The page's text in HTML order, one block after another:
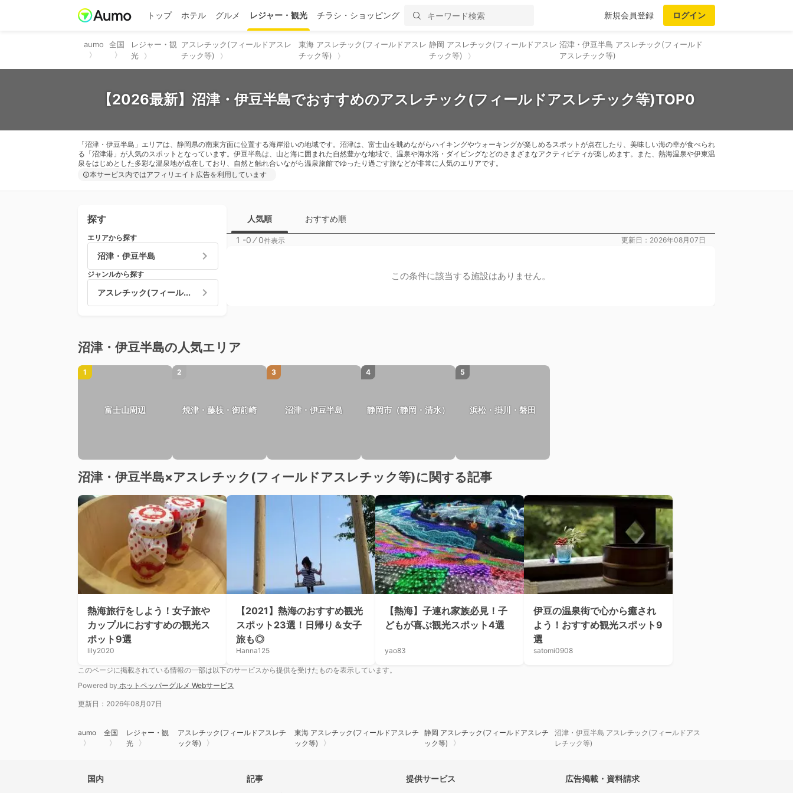
トップ ホテル グルメ レジャー・観光 チラシ・ショッピング 新規会員登録 ログイン
aumo 全国
レジャー・観
光
アスレチック(フィールドアスレ
チック等)
東海 アスレチック(フィールドアスレ
チック等)
静岡 アスレチック(フィールドアスレ
チック等)
沼津・伊豆半島 アスレチック(フィールド
アスレチック等)
【2026最新】沼津・伊豆半島でおすすめのアスレチック(フィールドアスレチック等)TOP0
「沼津・伊豆半島」エリアは、静岡県の南東方面に位置する海岸沿いの地域です。沼津は、富士山を眺めながらハイキングやウォーキングが楽しめるスポットが点在したり、美味しい海の幸が食べられ
る「沼津港」が人気のスポットとなっています。伊豆半島は、山と海に囲まれた自然豊かな地域で、温泉や海水浴・ダイビングなどのさまざまなアクティビティが楽しめます。また、熱海温泉や伊東温
泉をはじめとした多彩な温泉地が点在しており、自然と触れ合いながら温泉旅館でゆったり過ごす旅などが非常に人気のエリアです。
本サービス内ではアフィリエイト広告を利用しています
探す
エリアから探す
沼津・伊豆半島
ジャンルから探す
アスレチック(フィール...
人気順 おすすめ順
1 -0 ⁄0件表示 更新日：2026年08月07日
この条件に該当する施設はありません。
沼津・伊豆半島の人気エリア
1
富士山周辺
2
焼津・藤枝・御前崎
3
沼津・伊豆半島
4
静岡市（静岡・清水）
5
浜松・掛川・磐田
沼津・伊豆半島×アスレチック(フィールドアスレチック等)に関する記事
熱海旅行をしよう！女子旅や
カップルにおすすめの観光ス
ポット9選
lily2020
【2021】熱海のおすすめ観光
スポット23選！日帰り＆女子
旅も◎
Hanna125
【熱海】子連れ家族必見！子
どもが喜ぶ観光スポット4選
yao83
伊豆の温泉街で心から癒され
よう！おすすめ観光スポット9
選
satomi0908
このページに掲載されている情報の一部は以下のサービスから提供を受けたものを表示しています。
Powered by ホットペッパーグルメ Webサービス
更新日：2026年08月07日
aumo 全国
レジャー・観
光
アスレチック(フィールドアスレチ
ック等)
東海 アスレチック(フィールドアスレチ
ック等)
静岡 アスレチック(フィールドアスレチ
ック等)
沼津・伊豆半島 アスレチック(フィールドアス
レチック等)
国内 記事 提供サービス 広告掲載・資料請求